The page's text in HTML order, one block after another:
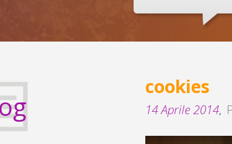
cookies
14 Aprile 2014,